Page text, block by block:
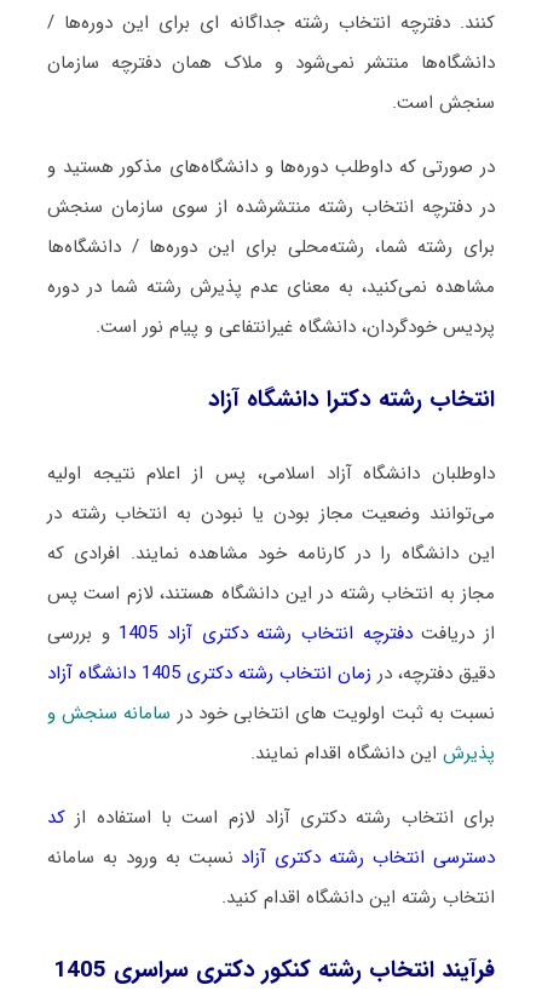
کنند. دفترچه انتخاب رشته جداگانه ای برای این دوره‌ها /
دانشگاه‌ها منتشر نمی‌شود و ملاک همان دفترچه سازمان
سنجش است.
در صورتی که داوطلب دوره‌ها و دانشگاه‌های مذکور هستید و
در دفترچه انتخاب رشته منتشرشده از سوی سازمان سنجش
برای رشته شما، رشته‌محلی برای این دوره‌ها / دانشگاه‌ها
مشاهده نمی‌کنید، به معنای عدم پذیرش رشته شما در دوره
پردیس خودگردان، دانشگاه غیرانتفاعی و پیام نور است.
انتخاب رشته دکترا دانشگاه آزاد
داوطلبان دانشگاه آزاد اسلامی، پس از اعلام نتیجه اولیه
می‌توانند وضعیت مجاز بودن یا نبودن به انتخاب رشته در
این دانشگاه را در کارنامه خود مشاهده نمایند. افرادی که
مجاز به انتخاب رشته در این دانشگاه هستند، لازم است پس
از دریافتدفترچه انتخاب رشته دکتری آزاد 1405
و بررسی
دقیق دفترچه، در زمان انتخاب رشته دکتری 1405 دانشگاه آزاد
نسبت به ثبت اولویت های انتخابی خود در سامانه سنجش و
پذیرشاین دانشگاه اقدام نمایند.
برای انتخاب رشته دکتری آزاد لازم است با استفاده ازکد
دسترسی انتخاب رشته دکتری آزاد نسبت به ورود به سامانه
انتخاب رشته این دانشگاه اقدام کنید.
فرآیند انتخاب رشته کنکور دکتری سراسری 1405